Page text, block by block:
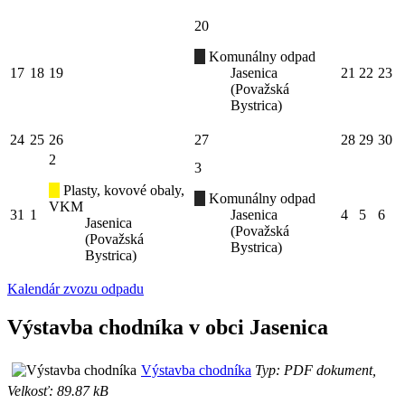
17 18 19
20
Komunálny odpad
Jasenica
(Považská
Bystrica)
21 22 23
24 25 26 27 28 29 30
31 1
2
Plasty, kovové obaly,
VKM
Jasenica
(Považská
Bystrica)
3
Komunálny odpad
Jasenica
(Považská
Bystrica)
4 5 6
Kalendár zvozu odpadu
Výstavba chodníka v obci Jasenica
Výstavba chodníka Typ: PDF dokument,
Velkosť: 89.87 kB